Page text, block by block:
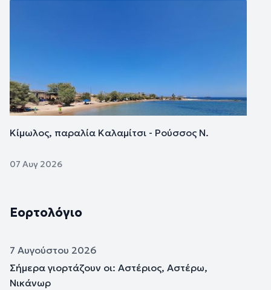
Κίμωλος, παραλία Καλαμίτσι - Ρούσσος Ν.
07 Αυγ 2026
Εορτολόγιο
7 Αυγούστου 2026
Σήμερα γιορτάζουν οι: Αστέριος, Αστέρω,
Νικάνωρ